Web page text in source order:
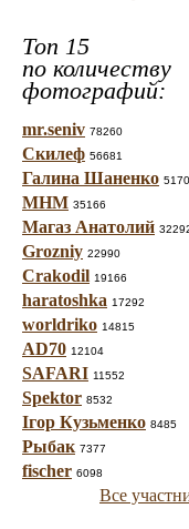
Топ 15
по количеству
фотографий:
mr.seniv 78260
Скилеф 56681
Галина Шаненко
МНМ 35166
Магаз Анатолий
Grozniy 22990
Crakodil 19166
haratoshka 17292
worldriko 14815
AD70 12104
SAFARI 11552
Spektor 8532
Ігор Кузьменко 8485
Рыбак 7377
fischer 6098
Все